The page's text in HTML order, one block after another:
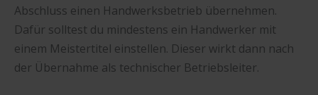
Abschluss einen Handwerksbetrieb übernehmen.
Dafür solltest du mindestens ein Handwerker mit
einem Meistertitel einstellen. Dieser wirkt dann nach
der Übernahme als technischer Betriebsleiter.